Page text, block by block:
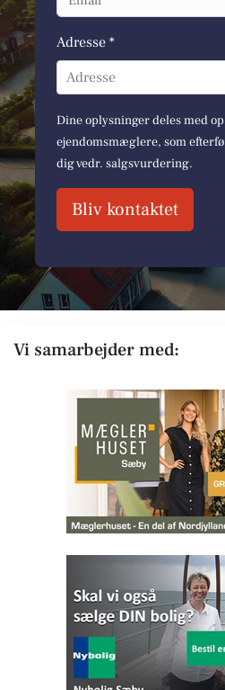
Adresse *
Adresse
Dine oplysninger deles med
ejendomsmæglere, som
dig vedr. salgsvurdering.
Bliv kontaktet
Vi samarbejder med: